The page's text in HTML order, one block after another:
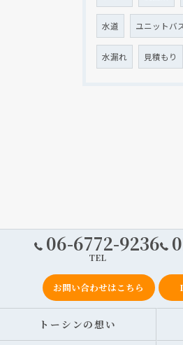
水道 ユニットバ
水漏れ 見積もり
06-6772-9236
TEL
お問い合わせはこちら
トーシンの想い